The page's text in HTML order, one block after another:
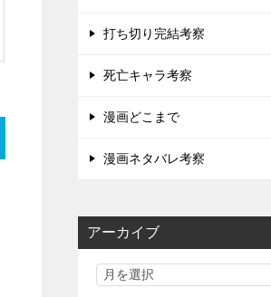
打ち切り完結考察
死亡キャラ考察
漫画どこまで
漫画ネタバレ考察
アーカイブ